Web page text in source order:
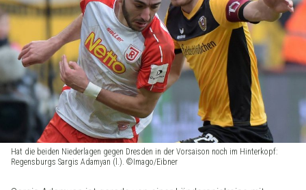
Hat die beiden Niederlagen gegen Dresden in der Vorsaison noch im Hinterkopf:
Regensburgs Sargis Adamyan (l.). ©Imago/Eibner